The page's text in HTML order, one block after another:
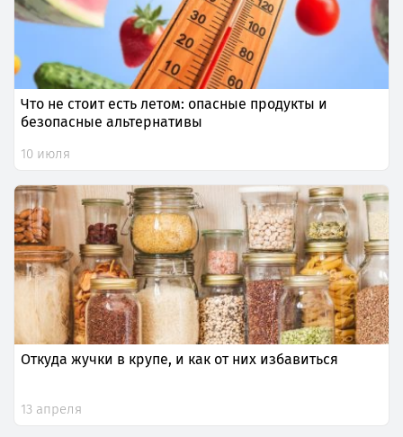
Что не стоит есть летом: опасные продукты и
безопасные альтернативы
10 июля
Откуда жучки в крупе, и как от них избавиться
13 апреля